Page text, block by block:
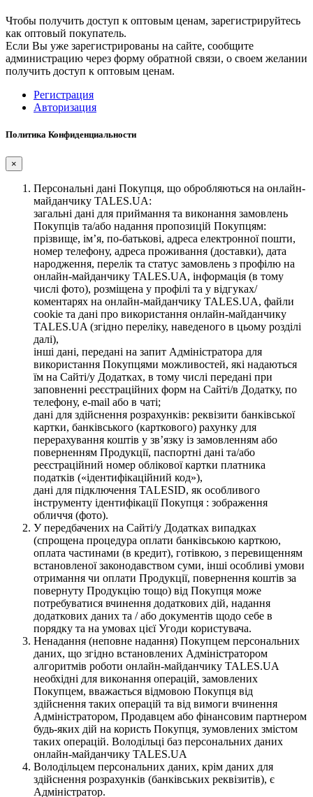
Чтобы получить доступ к оптовым ценам, зарегистрируйтесь
как оптовый покупатель.
Если Вы уже зарегистрированы на сайте, сообщите
администрацию через форму обратной связи, о своем желании
получить доступ к оптовым ценам.
Регистрация
Авторизация
Политика Конфиденциальности
×
Персональні дані Покупця, що обробляються на онлайн-
майданчику TALES.UA:
загальні дані для приймання та виконання замовлень
Покупців та/або надання пропозицій Покупцям:
прізвище, ім’я, по-батькові, адреса електронної пошти,
номер телефону, адреса проживання (доставки), дата
народження, перелік та статус замовлень з профілю на
онлайн-майданчику TALES.UA, інформація (в тому
числі фото), розміщена у профілі та у відгуках/
коментарях на онлайн-майданчику TALES.UA, файли
cookie та дані про використання онлайн-майданчику
TALES.UA (згідно переліку, наведеного в цьому розділі
далі),
інші дані, передані на запит Адміністратора для
використання Покупцями можливостей, які надаються
їм на Сайті/у Додатках, в тому числі передані при
заповненні реєстраційних форм на Сайті/в Додатку, по
телефону, e-mail або в чаті;
дані для здійснення розрахунків: реквізити банківської
картки, банківського (карткового) рахунку для
перерахування коштів у зв’язку із замовленням або
поверненням Продукції, паспортні дані та/або
реєстраційний номер облікової картки платника
податків («ідентифікаційний код»),
дані для підключення TALESID, як особливого
інструменту ідентифікації Покупця : зображення
обличчя (фото).
У передбачених на Сайті/у Додатках випадках
(спрощена процедура оплати банківською карткою,
оплата частинами (в кредит), готівкою, з перевищенням
встановленої законодавством суми, інші особливі умови
отримання чи оплати Продукції, повернення коштів за
повернуту Продукцію тощо) від Покупця може
потребуватися вчинення додаткових дій, надання
додаткових даних та / або документів щодо себе в
порядку та на умовах цієї Угоди користувача.
Ненадання (неповне надання) Покупцем персональних
даних, що згідно встановлених Адміністратором
алгоритмів роботи онлайн-майданчику TALES.UA
необхідні для виконання операцій, замовлених
Покупцем, вважається відмовою Покупця від
здійснення таких операцій та від вимоги вчинення
Адміністратором, Продавцем або фінансовим партнером
будь-яких дій на користь Покупця, зумовлених змістом
таких операцій. Володільці баз персональних даних
онлайн-майданчику TALES.UA
Володільцем персональних даних, крім даних для
здійснення розрахунків (банківських реквізитів), є
Адміністратор.